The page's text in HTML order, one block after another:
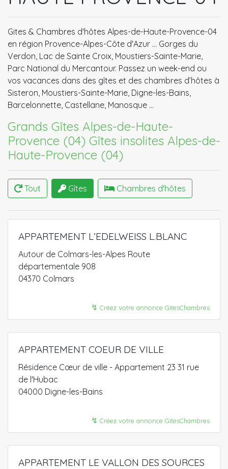
Gites & Chambres d'hôtes Alpes-de-Haute-Provence-04
en région Provence-Alpes-Côte d'Azur ... Gorges du
Verdon, Lac de Sainte Croix, Moustiers-Sainte-Marie,
Parc National du Mercantour. Passez un week-end ou
vos vacances dans des gîtes et des chambres d’hôtes à
Sisteron, Moustiers-Sainte-Marie, Digne-les-Bains,
Barcelonnette, Castellane, Manosque …
Grands Gîtes Alpes-de-Haute-
Provence (04) Gîtes insolites Alpes-de-
Haute-Provence (04)
Tout Gîtes Chambres d'hôtes
APPARTEMENT L’EDELWEISS L.BLANC
Autour de Colmars-les-Alpes Route
départementale 908
04370 Colmars
↯ Créez votre annonce GitesChambres
APPARTEMENT COEUR DE VILLE
Résidence Cœur de ville - Appartement 23 31 rue
de l'Hubac
04000 Digne-les-Bains
↯ Créez votre annonce GitesChambres
APPARTEMENT LE VALLON DES SOURCES